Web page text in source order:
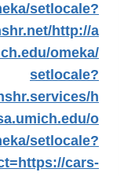
setlocale?
http://a
omeka/
setlocale?
h
o
setlocale?
cars-